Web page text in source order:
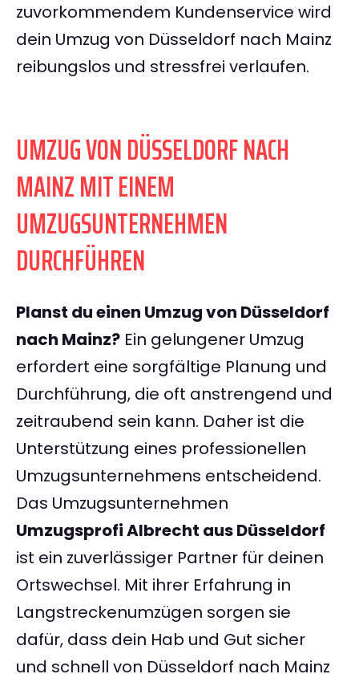
zuvorkommendem Kundenservice wird
dein Umzug von Düsseldorf nach Mainz
reibungslos und stressfrei verlaufen.
UMZUG VON DÜSSELDORF NACH
MAINZ MIT EINEM
UMZUGSUNTERNEHMEN
DURCHFÜHREN
Planst du einen Umzug von Düsseldorf
nach Mainz? Ein gelungener Umzug
erfordert eine sorgfältige Planung und
Durchführung, die oft anstrengend und
zeitraubend sein kann. Daher ist die
Unterstützung eines professionellen
Umzugsunternehmens entscheidend.
Das Umzugsunternehmen
Umzugsprofi Albrecht aus Düsseldorf
ist ein zuverlässiger Partner für deinen
Ortswechsel. Mit ihrer Erfahrung in
Langstreckenumzügen sorgen sie
dafür, dass dein Hab und Gut sicher
und schnell von Düsseldorf nach Mainz